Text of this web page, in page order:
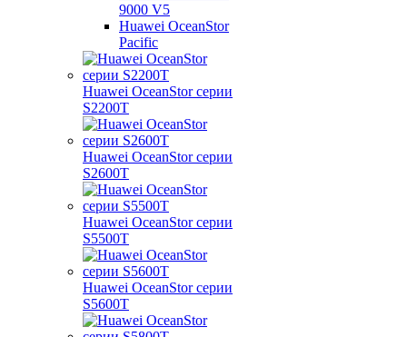
9000 V5
Huawei OceanStor
Pacific
Huawei OceanStor серии
S2200T
Huawei OceanStor серии
S2600T
Huawei OceanStor серии
S5500T
Huawei OceanStor серии
S5600T